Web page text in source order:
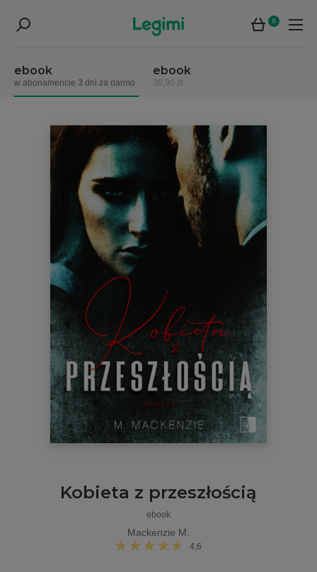
0
ebook
w abonamencie 3 dni za darmo
ebook
36,90 zł
Kobieta z przeszłością
ebook
Mackenzie M.
4,6